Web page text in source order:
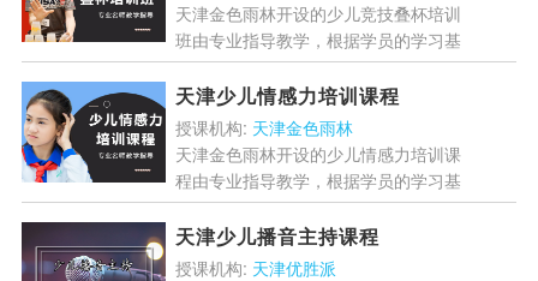
天津金色雨林开设的少儿竞技叠杯培训
班由专业指导教学，根据学员的学习基
础开设丰富完的竞技叠杯训练体系，
为学员提供优质的教学基础...[详情]
天津少儿情感力培训课程
授课机构: 天津金色雨林
天津金色雨林开设的少儿情感力培训课
程由专业指导教学，根据学员的学习基
础有针对性的教学指导，科学测评体系
为学员提供优质的教学服务...
天津少儿播音主持课程
授课机构: 天津优胜派